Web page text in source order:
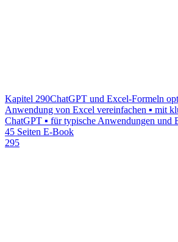
Kapitel 290ChatGPT und Excel-Formeln
Anwendung von Excel vereinfachen ▪ mit
ChatGPT ▪ für typische Anwendungen und
45 Seiten E-Book
295